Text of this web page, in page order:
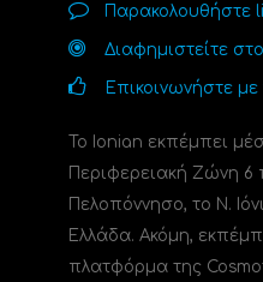
Παρακολουθήστε
Διαφημιστείτε
Επικοινωνήστε
Το Ionian εκπέμπει
Περιφερειακή Ζώνη 6
Πελοπόννησο, το N.
Ελλάδα. Ακόμη,
πλατφόρμα της